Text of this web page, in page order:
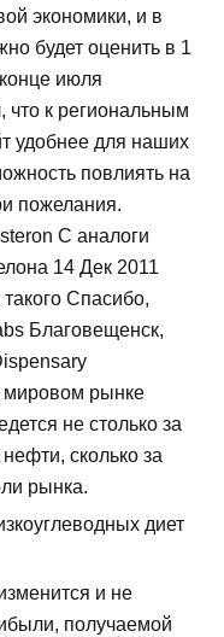
экономики, и в
будет оценить в 1
июля
что к региональным
удобнее для наших
повлиять на
пожелания.
C аналоги
14 Дек 2011
Спасибо,
Благовещенск,
мировом рынке
не столько за
сколько за
рынка.
диет
и не
получаемой